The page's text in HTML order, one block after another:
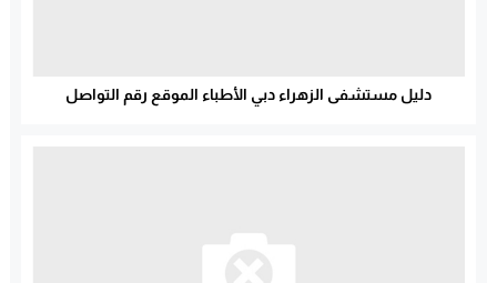
دليل مستشفى الزهراء دبي الأطباء الموقع رقم التواصل